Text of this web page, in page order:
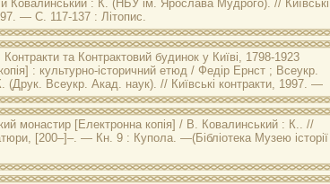
Ковалинський : К. (НБУ ім. Ярослава Мудрого). // Київські
— С. 117-137 : Літопис.
Контракти та Контрактовий будинок у Київі, 1798-1923
: культурно-історичний етюд / Федір Ернст ; Всеукр.
(Друк. Всеукр. Акад. наук). // Київські контракти, 1997. —
монастир [Електронна копія] / В. Ковалинський : К.. //
, [200–]–. — Кн. 9 : Купола. —(Бібліотека Музею історії